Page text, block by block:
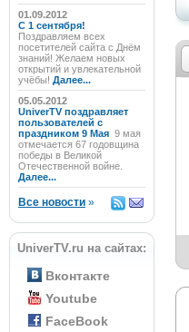
01.09.2012
C 1 сентября!
Поздравляем всех
посетителей сайта с Днём
знаний! Желаем новых
открытий и увлекательной
учёбы! Далее...
05.05.2012
UniverTV поздравляет
пользователей с
праздником 9 Мая 9 мая
отмечается 67 годовщина
победы в Великой
Отечественной войне.
Далее...
Все новости »
UniverTV.ru на сайтах:
Вконтакте
Youtube
FaceBook